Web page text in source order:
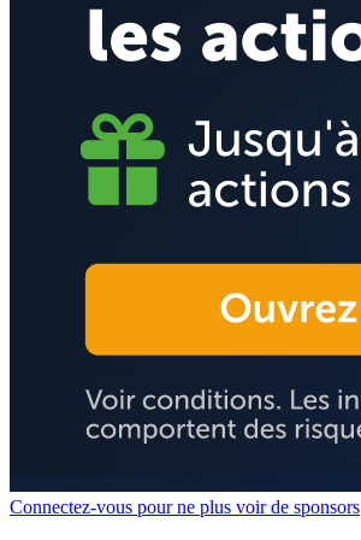
Connectez-vous pour ne plus voir de sponsors